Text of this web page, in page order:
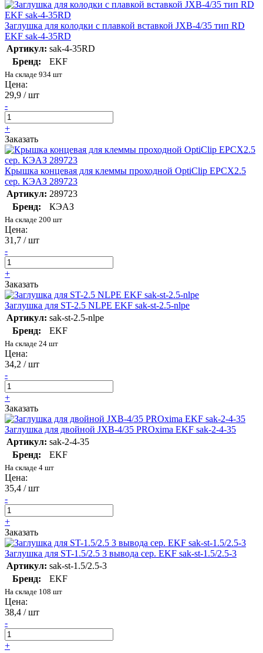
Заглушка для колодки с плавкой вставкой JXB-4/35 тип RD
EKF sak-4-35RD
Артикул: sak-4-35RD
Бренд:
EKF
На складе 934 шт
Цена:
29,9 / шт
-
+
Заказать
Крышка концевая для клеммы проходной OptiClip EPCX2.5
сер. КЭАЗ 289723
Артикул: 289723
Бренд:
КЭАЗ
На складе 200 шт
Цена:
31,7 / шт
-
+
Заказать
Заглушка для ST-2.5 NLPE EKF sak-st-2.5-nlpe
Артикул: sak-st-2.5-nlpe
Бренд:
EKF
На складе 24 шт
Цена:
34,2 / шт
-
+
Заказать
Заглушка для двойной JXB-4/35 PROxima EKF sak-2-4-35
Артикул: sak-2-4-35
Бренд:
EKF
На складе 4 шт
Цена:
35,4 / шт
-
+
Заказать
Заглушка для ST-1.5/2.5 3 вывода сер. EKF sak-st-1.5/2.5-3
Артикул: sak-st-1.5/2.5-3
Бренд:
EKF
На складе 108 шт
Цена:
38,4 / шт
-
+